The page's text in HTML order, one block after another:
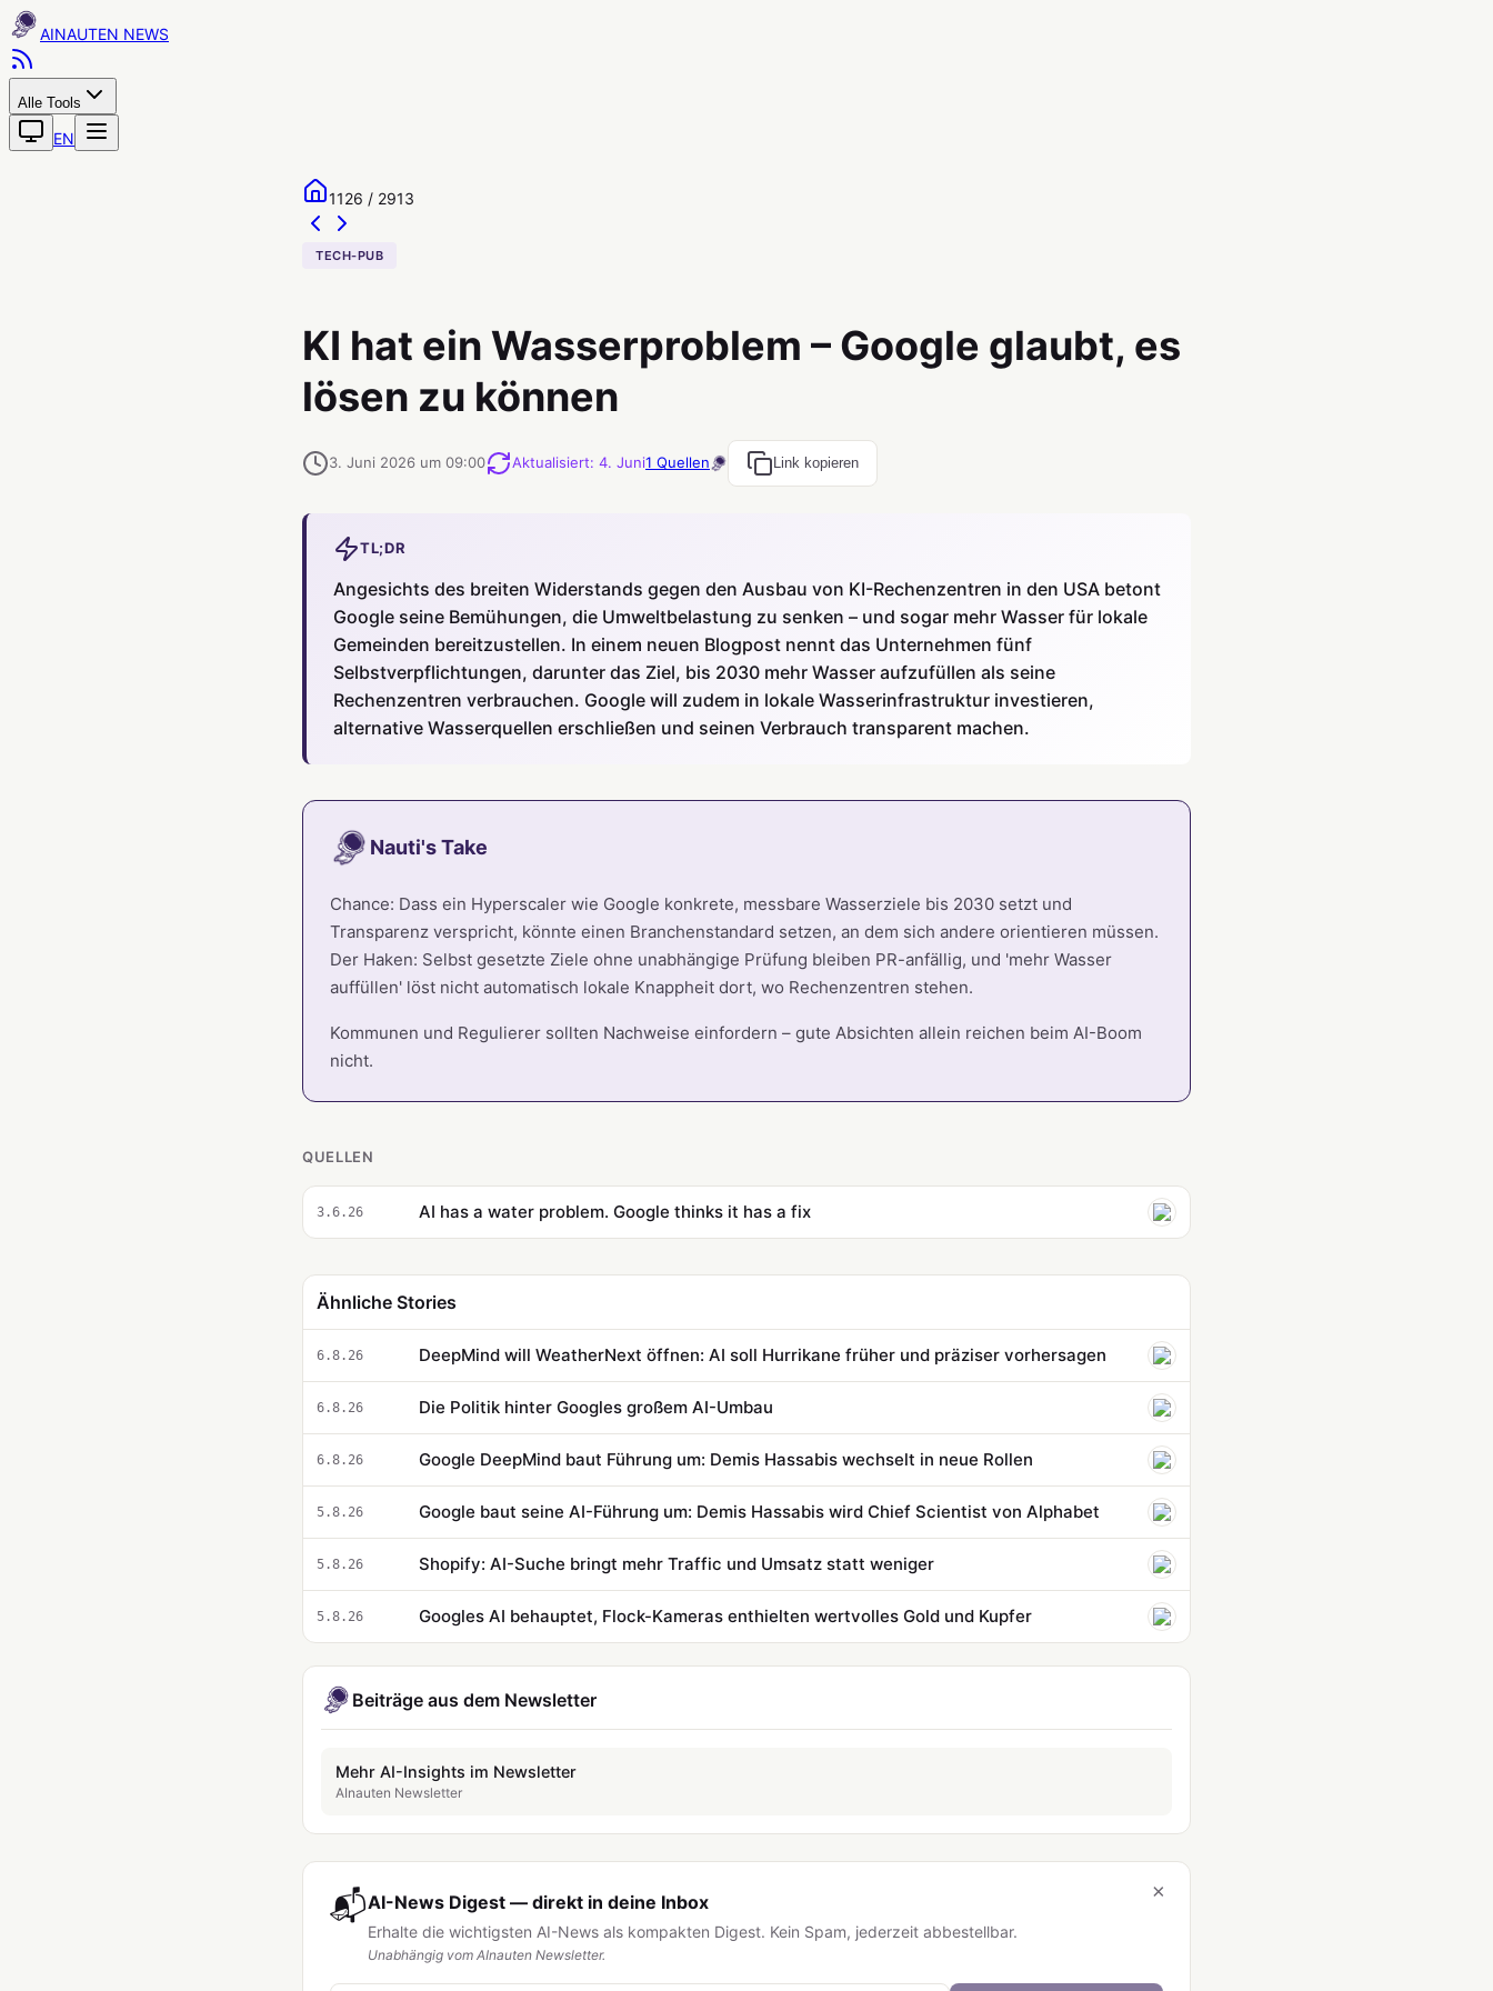
AINAUTEN
Alle Tools
EN
1126 / 2913
TECH-PUB
KI hat ein Wasserproblem – Google glaubt, es
lösen zu können
3. Juni 2026 um 09:00 Aktualisiert: 4. Juni1 Quellen Link kopieren
TL;DR
Angesichts des breiten Widerstands gegen den Ausbau von KI-Rechenzentren in den USA betont
Google seine Bemühungen, die Umweltbelastung zu senken – und sogar mehr Wasser für lokale
Gemeinden bereitzustellen. In einem neuen Blogpost nennt das Unternehmen fünf
Selbstverpflichtungen, darunter das Ziel, bis 2030 mehr Wasser aufzufüllen als seine
Rechenzentren verbrauchen. Google will zudem in lokale Wasserinfrastruktur investieren,
alternative Wasserquellen erschließen und seinen Verbrauch transparent machen.
Nauti's Take
Chance: Dass ein Hyperscaler wie Google konkrete, messbare Wasserziele bis 2030 setzt und
Transparenz verspricht, könnte einen Branchenstandard setzen, an dem sich andere orientieren müssen.
Der Haken: Selbst gesetzte Ziele ohne unabhängige Prüfung bleiben PR-anfällig, und 'mehr Wasser
auffüllen' löst nicht automatisch lokale Knappheit dort, wo Rechenzentren stehen.
Kommunen und Regulierer sollten Nachweise einfordern – gute Absichten allein reichen beim AI-Boom
nicht.
QUELLEN
3.6.26 AI has a water problem. Google thinks it has a fix
Ähnliche Stories
6.8.26 DeepMind will WeatherNext öffnen: AI soll Hurrikane früher und präziser vorhersagen
6.8.26 Die Politik hinter Googles großem AI-Umbau
6.8.26 Google DeepMind baut Führung um: Demis Hassabis wechselt in neue Rollen
5.8.26 Google baut seine AI-Führung um: Demis Hassabis wird Chief Scientist von Alphabet
5.8.26 Shopify: AI-Suche bringt mehr Traffic und Umsatz statt weniger
5.8.26 Googles AI behauptet, Flock-Kameras enthielten wertvolles Gold und Kupfer
Beiträge aus dem Newsletter
Mehr AI-Insights im Newsletter
AInauten Newsletter
×
📬AI-News Digest — direkt in deine Inbox
Erhalte die wichtigsten AI-News als kompakten Digest. Kein Spam, jederzeit abbestellbar.
Unabhängig vom AInauten Newsletter.